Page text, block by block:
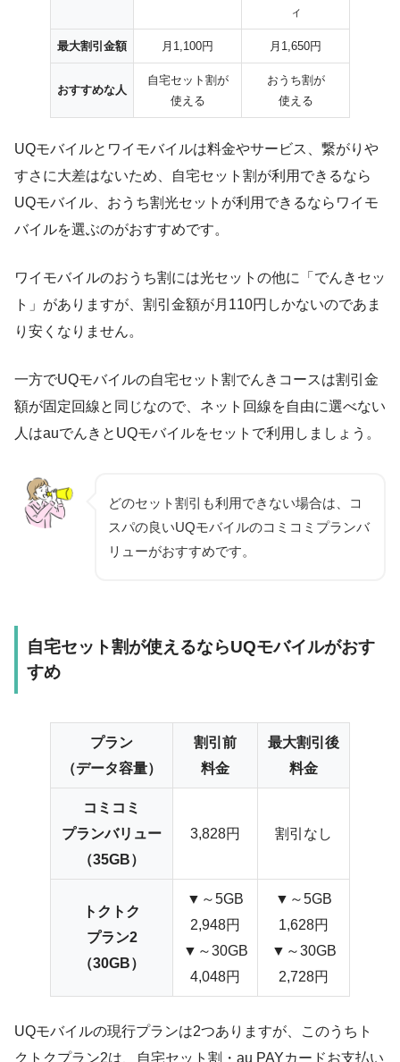
ィ
最大割引金額 月1,100円 月1,650円
おすすめな人
自宅セット割が
使える
おうち割が
使える
UQモバイルとワイモバイルは料金やサービス、繋がりや
すさに大差はないため、自宅セット割が利用できるなら
UQモバイル、おうち割光セットが利用できるならワイモ
バイルを選ぶのがおすすめです。
ワイモバイルのおうち割には光セットの他に「でんきセッ
ト」がありますが、割引金額が月110円しかないのであま
り安くなりません。
一方でUQモバイルの自宅セット割でんきコースは割引金
額が固定回線と同じなので、ネット回線を自由に選べない
人はauでんきとUQモバイルをセットで利用しましょう。
どのセット割引も利用できない場合は、コ
スパの良いUQモバイルのコミコミプランバ
リューがおすすめです。
自宅セット割が使えるならUQモバイルがおす
すめ
プラン
（データ容量）
割引前
料金
最大割引後
料金
コミコミ
プランバリュー
（35GB）
3,828円 割引なし
トクトク
プラン2
（30GB）
▼～5GB
2,948円
▼～30GB
4,048円
▼～5GB
1,628円
▼～30GB
2,728円
UQモバイルの現行プランは2つありますが、このうちト
クトクプラン2は、自宅セット割・au PAYカードお支払い